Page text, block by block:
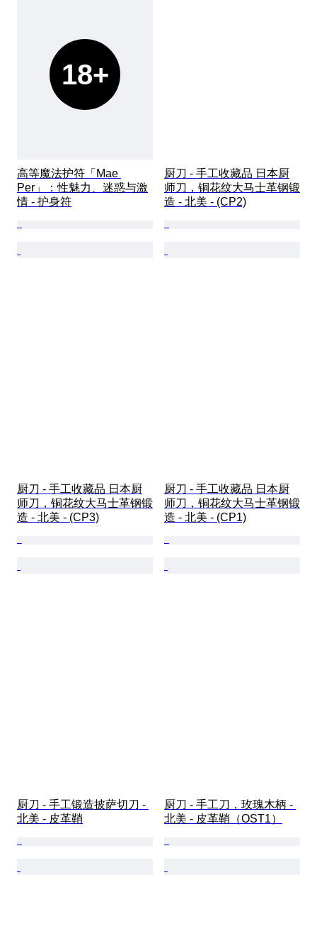
18+
高等魔法护符「Mae
Per」：性魅力、迷惑与激
情 - 护身符
厨刀 - 手工收藏品 日本厨
师刀，铜花纹大马士革钢锻
造 - 北美 - (CP2)
厨刀 - 手工收藏品 日本厨
师刀，铜花纹大马士革钢锻
造 - 北美 - (CP3)
厨刀 - 手工收藏品 日本厨
师刀，铜花纹大马士革钢锻
造 - 北美 - (CP1)
厨刀 - 手工锻造披萨切刀 -
北美 - 皮革鞘
厨刀 - 手工刀，玫瑰木柄 -
北美 - 皮革鞘（OST1）